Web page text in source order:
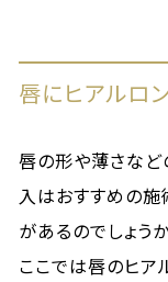
唇にヒアルロ
唇の形や薄さな
入はおすすめの施
があるのでしょうか
ここでは唇のヒア